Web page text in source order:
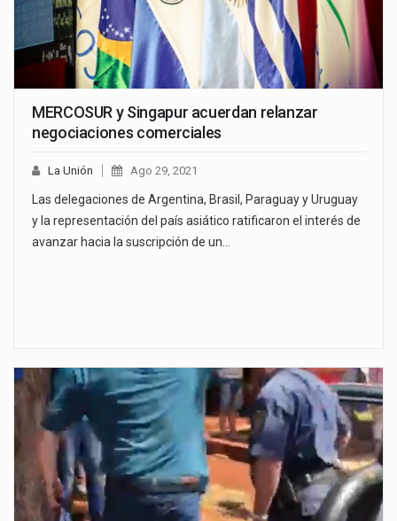
MERCOSUR y Singapur acuerdan relanzar
negociaciones comerciales
La Unión Ago 29, 2021
Las delegaciones de Argentina, Brasil, Paraguay y Uruguay
y la representación del país asiático ratificaron el interés de
avanzar hacia la suscripción de un…